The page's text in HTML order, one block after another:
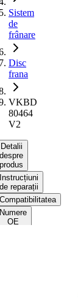
Sistem
de
frânare
Disc
frana
VKBD
80464
V2
Detalii
despre
produs
Instrucțiuni
de reparații
Compatibilitatea
Numere
OE